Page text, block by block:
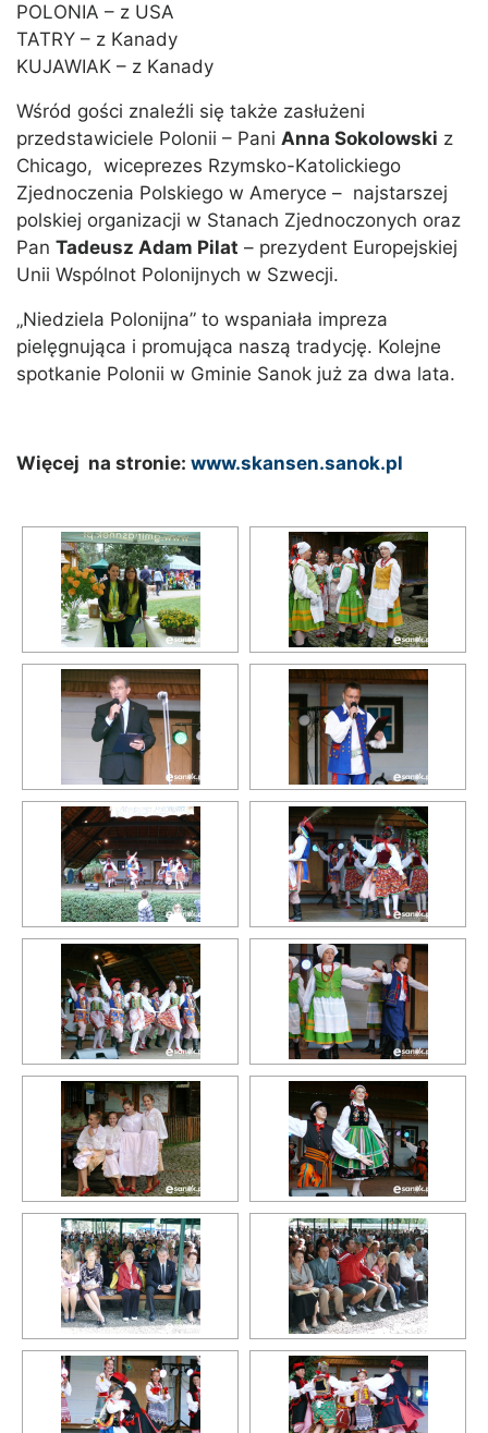
POLONIA – z USA
TATRY – z Kanady
KUJAWIAK – z Kanady
Wśród gości znaleźli się także zasłużeni
przedstawiciele Polonii – Pani Anna Sokolowski z
Chicago, wiceprezes Rzymsko-Katolickiego
Zjednoczenia Polskiego w Ameryce – najstarszej
polskiej organizacji w Stanach Zjednoczonych oraz
Pan Tadeusz Adam Pilat – prezydent Europejskiej
Unii Wspólnot Polonijnych w Szwecji.
„Niedziela Polonijna” to wspaniała impreza
pielęgnująca i promująca naszą tradycję. Kolejne
spotkanie Polonii w Gminie Sanok już za dwa lata.
Więcej na stronie: www.skansen.sanok.pl